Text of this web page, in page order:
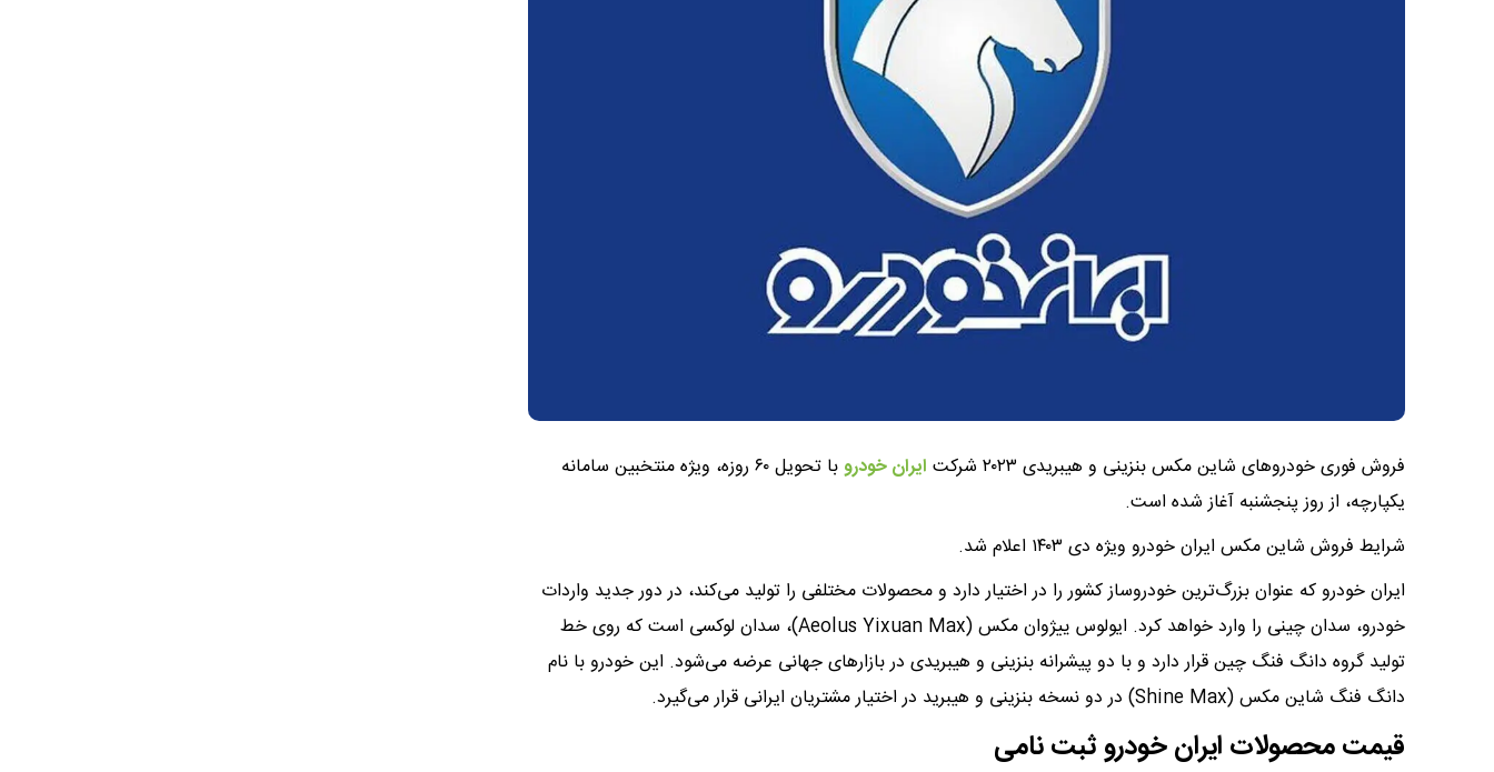
فروش فوری خودروهای شاین مکس بنزینی و هیبریدی ۲۰۲۳ شرکت ایران خودرو
با تحویل ۶۰ روزه، ویژه منتخبین سامانه
یکپارچه، از روز پنجشنبه آغاز شده است.
شرایط فروش شاین مکس ایران خودرو ویژه دی ۱۴۰۳ اعلام شد.
ایران خودرو که عنوان بزرگ‌ترین خودروساز کشور را در اختیار دارد و محصولات مختلفی را تولید می‌کند، در دور جدید واردات
خودرو، سدان چینی را وارد خواهد کرد. ایولوس ییژوان مکس (Aeolus Yixuan Max)، سدان لوکسی است که روی خط
تولید گروه دانگ فنگ چین قرار دارد و با دو پیشرانه بنزینی و هیبریدی در بازارهای جهانی عرضه می‌شود. این خودرو با نام
دانگ فنگ شاین مکس (Shine Max) در دو نسخه بنزینی و هیبرید در اختیار مشتریان ایرانی قرار می‌گیرد.
قیمت محصولات ایران خودرو ثبت نامی